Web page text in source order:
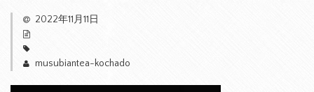
2022年11月11日
musubiantea-kochado